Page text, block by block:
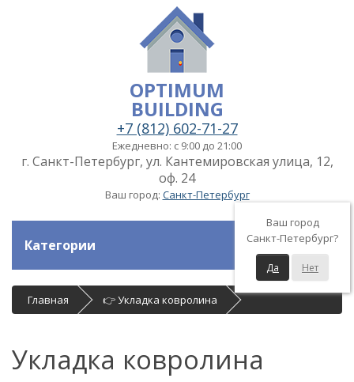
OPTIMUM
BUILDING
+7 (812) 602-71-27
Ежедневно: с 9:00 до 21:00
г. Санкт-Петербург, ул. Кантемировская улица, 12,
оф. 24
Ваш город: Санкт-Петербург
Ваш город
Санкт-Петербург?
Да Нет
Категории
Главная 👉 Укладка ковролина
Укладка ковролина